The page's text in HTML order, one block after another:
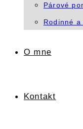
Párové
Rodinné
O mne
Kontakt